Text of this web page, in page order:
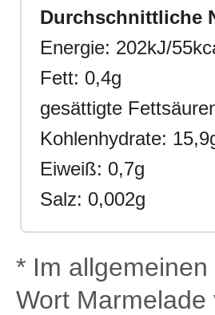
Durchschnittliche
Energie: 202kJ/
Fett: 0,4g
gesättigte
Kohlenhydrate:
Eiweiß: 0,7g
Salz: 0,002g
* Im
Wort